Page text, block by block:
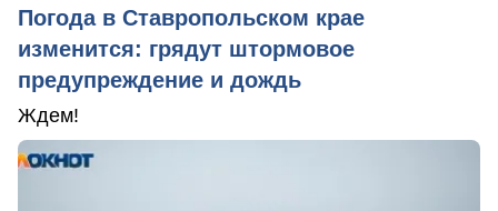
Погода в Ставропольском крае
изменится: грядут штормовое
предупреждение и дождь
Ждем!